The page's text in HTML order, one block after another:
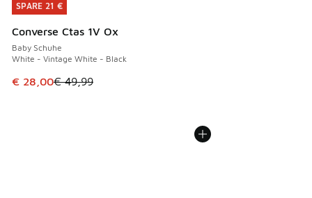
SPARE 21 €
Converse Ctas 1V Ox
Baby Schuhe
White - Vintage White - Black
Dieser Artikel ist im Sale. Der Preis ist von € 49,99 auf €
€ 28,00€ 49,99
SPARE 21 €